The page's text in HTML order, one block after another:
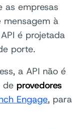
as empresas
mensagem à
é projetada
porte.
a API não é
de provedores
Engage, para